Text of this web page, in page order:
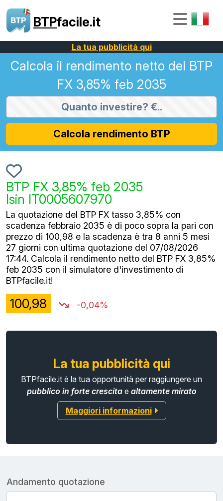
BTPfacile.it
La tua pubblicità qui
Calcola il rendimento netto del BTP
FX 3,85% feb 2035
Calcola rendimento BTP
BTP FX 3,85% feb 2035
Isin IT0005607970
La quotazione del BTP FX tasso 3,85% con
scadenza febbraio 2035 è di poco sopra la pari con
prezzo di 100,98 e la scadenza è tra 8 anni 5 mesi
27 giorni con ultima quotazione del 07/08/2026
17:44. Calcola il rendimento netto del BTP FX 3,85%
feb 2035 con il simulatore d'investimento di
BTPfacile.it!
100,98 -0,04%
La tua pubblicità qui
BTPfacile.it è la tua opportunità per raggiungere un
pubblico in forte crescitae altamente mirato
Maggiori informazioni
Andamento quotazione